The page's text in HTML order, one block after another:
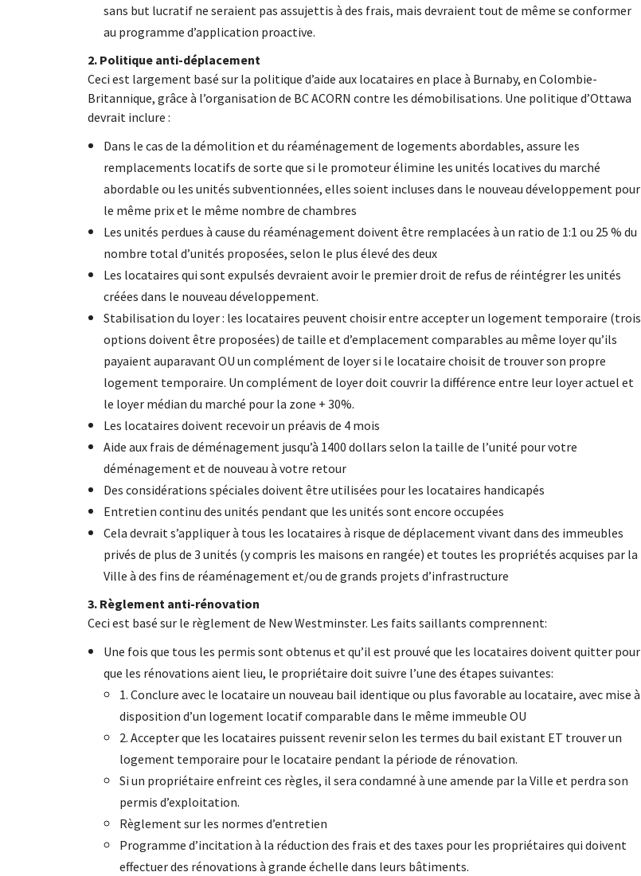
sans but lucratif ne seraient pas assujettis à des frais, mais devraient tout de même se conformer
au programme d’application proactive.
2. Politique anti-déplacement
Ceci est largement basé sur la politique d’aide aux locataires en place à Burnaby, en Colombie-
Britannique, grâce à l’organisation de BC ACORN contre les démobilisations. Une politique d’Ottawa
devrait inclure :
Dans le cas de la démolition et du réaménagement de logements abordables, assure les
remplacements locatifs de sorte que si le promoteur élimine les unités locatives du marché
abordable ou les unités subventionnées, elles soient incluses dans le nouveau développement pour
le même prix et le même nombre de chambres
Les unités perdues à cause du réaménagement doivent être remplacées à un ratio de 1:1 ou 25 % du
nombre total d’unités proposées, selon le plus élevé des deux
Les locataires qui sont expulsés devraient avoir le premier droit de refus de réintégrer les unités
créées dans le nouveau développement.
Stabilisation du loyer : les locataires peuvent choisir entre accepter un logement temporaire (trois
options doivent être proposées) de taille et d’emplacement comparables au même loyer qu’ils
payaient auparavant OU un complément de loyer si le locataire choisit de trouver son propre
logement temporaire. Un complément de loyer doit couvrir la différence entre leur loyer actuel et
le loyer médian du marché pour la zone + 30%.
Les locataires doivent recevoir un préavis de 4 mois
Aide aux frais de déménagement jusqu’à 1400 dollars selon la taille de l’unité pour votre
déménagement et de nouveau à votre retour
Des considérations spéciales doivent être utilisées pour les locataires handicapés
Entretien continu des unités pendant que les unités sont encore occupées
Cela devrait s’appliquer à tous les locataires à risque de déplacement vivant dans des immeubles
privés de plus de 3 unités (y compris les maisons en rangée) et toutes les propriétés acquises par la
Ville à des fins de réaménagement et/ou de grands projets d’infrastructure
3. Règlement anti-rénovation
Ceci est basé sur le règlement de New Westminster. Les faits saillants comprennent:
Une fois que tous les permis sont obtenus et qu’il est prouvé que les locataires doivent quitter pour
que les rénovations aient lieu, le propriétaire doit suivre l’une des étapes suivantes:
1. Conclure avec le locataire un nouveau bail identique ou plus favorable au locataire, avec mise à
disposition d’un logement locatif comparable dans le même immeuble OU
2. Accepter que les locataires puissent revenir selon les termes du bail existant ET trouver un
logement temporaire pour le locataire pendant la période de rénovation.
Si un propriétaire enfreint ces règles, il sera condamné à une amende par la Ville et perdra son
permis d’exploitation.
Règlement sur les normes d’entretien
Programme d’incitation à la réduction des frais et des taxes pour les propriétaires qui doivent
effectuer des rénovations à grande échelle dans leurs bâtiments.